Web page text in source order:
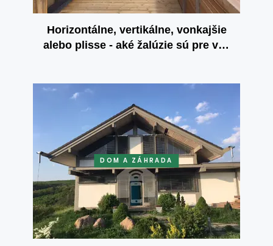
Horizontálne, vertikálne, vonkajšie
alebo plisse - aké žalúzie sú pre vás
DOM A ZÁHRADA